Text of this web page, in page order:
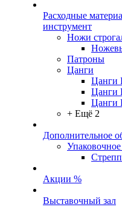
Расходные
инструмент
Ножи
Патроны
Цанги
Цанги
Цанги
Цанги
+ Ещё 2
Дополнительное
Акции %
Выставочный зал